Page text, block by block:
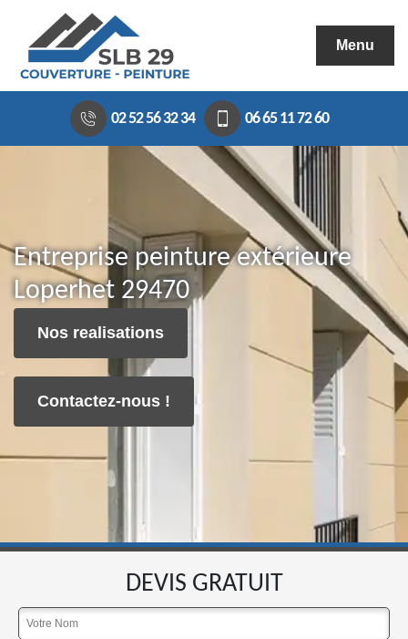
Menu
02 52 56 32 34 06 65 11 72 60
Entreprise peinture extérieure
Loperhet 29470
Nos realisations
Contactez-nous !
DEVIS GRATUIT